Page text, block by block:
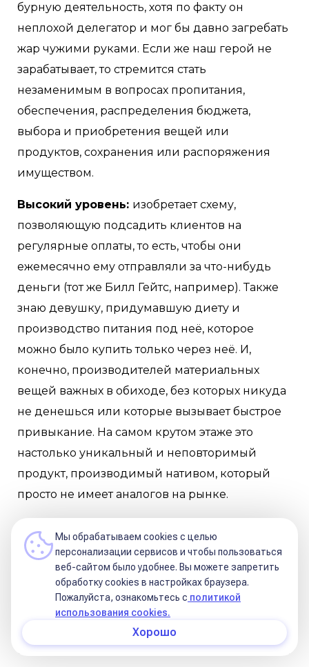
бурную деятельность, хотя по факту он
неплохой делегатор и мог бы давно загребать
жар чужими руками. Если же наш герой не
зарабатывает, то стремится стать
незаменимым в вопросах пропитания,
обеспечения, распределения бюджета,
выбора и приобретения вещей или
продуктов, сохранения или распоряжения
имуществом.
Высокий уровень: изобретает схему,
позволяющую подсадить клиентов на
регулярные оплаты, то есть, чтобы они
ежемесячно ему отправляли за что-нибудь
деньги (тот же Билл Гейтс, например). Также
знаю девушку, придумавшую диету и
производство питания под неё, которое
можно было купить только через неё. И,
конечно, производителей материальных
вещей важных в обиходе, без которых никуда
не денешься или которые вызывает быстрое
привыкание. На самом крутом этаже это
настолько уникальный и неповторимый
продукт, производимый нативом, который
просто не имеет аналогов на рынке.
подсаживается на кредитную иглу - банк с его
выгодными предложениями становится
опиумом. Либо не может себя самостоятельно
прокормить и одеть, зависит от чужой
помощи в этом вопросе (муж / родители
содержат / выбирают за него), от тех же онлайн
Мы обрабатываем cookies с целью
персонализации сервисов и чтобы пользоваться
веб-сайтом было удобнее. Вы можете запретить
обработку сookies в настройках браузера.
Пожалуйста, ознакомьтесь с политикой
использования cookies.
Хорошо